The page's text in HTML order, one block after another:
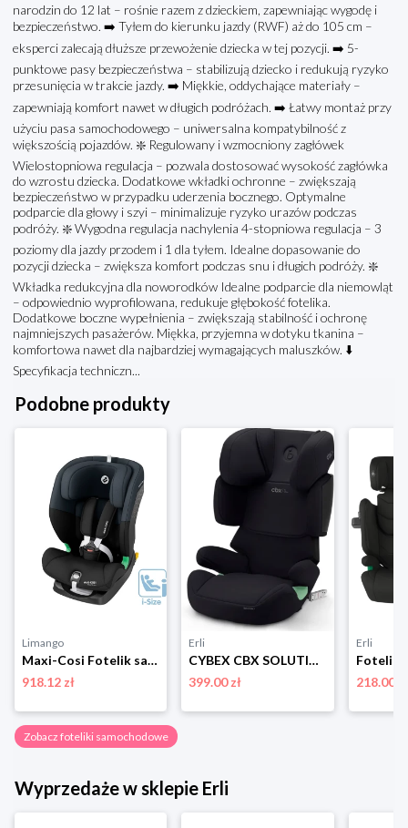
narodzin do 12 lat – rośnie razem z dzieckiem, zapewniając wygodę i
bezpieczeństwo. ➡️ Tyłem do kierunku jazdy (RWF) aż do 105 cm –
eksperci zalecają dłuższe przewożenie dziecka w tej pozycji. ➡️ 5-
punktowe pasy bezpieczeństwa – stabilizują dziecko i redukują ryzyko
przesunięcia w trakcie jazdy. ➡️ Miękkie, oddychające materiały –
zapewniają komfort nawet w długich podróżach. ➡️ Łatwy montaż przy
użyciu pasa samochodowego – uniwersalna kompatybilność z
większością pojazdów. ❇️ Regulowany i wzmocniony zagłówek
Wielostopniowa regulacja – pozwala dostosować wysokość zagłówka
do wzrostu dziecka. Dodatkowe wkładki ochronne – zwiększają
bezpieczeństwo w przypadku uderzenia bocznego. Optymalne
podparcie dla głowy i szyi – minimalizuje ryzyko urazów podczas
podróży. ❇️ Wygodna regulacja nachylenia 4-stopniowa regulacja – 3
poziomy dla jazdy przodem i 1 dla tyłem. Idealne dopasowanie do
pozycji dziecka – zwiększa komfort podczas snu i długich podróży. ❇️
Wkładka redukcyjna dla noworodków Idealne podparcie dla niemowląt
– odpowiednio wyprofilowana, redukuje głębokość fotelika.
Dodatkowe boczne wypełnienia – zwiększają stabilność i ochronę
najmniejszych pasażerów. Miękka, przyjemna w dotyku tkanina –
komfortowa nawet dla najbardziej wymagających maluszków. ⬇️
Specyfikacja techniczn...
Podobne produkty
Limango
Maxi-Cosi Fotelik samochodowy "Titan I-size" w kolorze czarnym - grupa 1/2/3 rozmiar: onesize
918.12 zł
Erli
CYBEX CBX SOLUTION X I-FIX FOTELIK SAMOCHODOWY ISOFIX PURE BLACK 15-50 KG
399.00 zł
Erli
218.00 zł
Zobacz foteliki samochodowe
Wyprzedaże w sklepie Erli